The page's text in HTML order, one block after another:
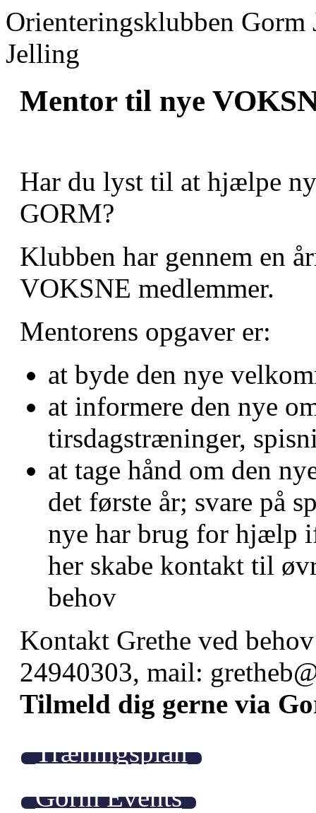
Orienteringsklubben
Jelling
Mentor til nye
Har du lyst til at hjælpe
GORM?
Klubben har gennem en
VOKSNE medlemmer.
Mentorens opgaver er:
at byde den nye
at informere den nye
tirsdagstræninger,
at tage hånd om den
det første år; svare på
nye har brug for hjælp
her skabe kontakt til
behov
Kontakt Grethe ved
24940303, mail:
Tilmeld dig gerne via
Træningsplan
Gorm Events